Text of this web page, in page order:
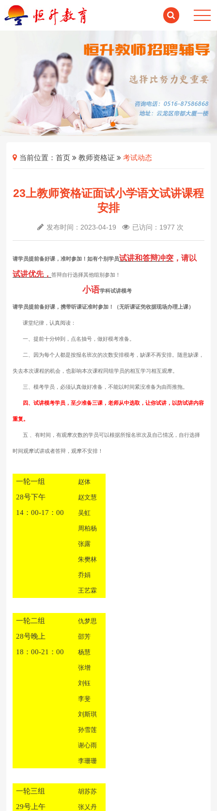
当前位置：首页 教师资格证 考试动态
23上教师资格证面试小学语文试讲课程
安排
发布时间：2023-04-19 已访问：1977 次
请学员提前备好课，准时参加！如有个别学员试讲和答辩冲突 ，请以
试讲优先，答辩自行选择其他组别参加！
小语学科试讲模考
请学员提前备好课，携带听课证准时参加！（无听课证凭收据现场办理上课）
课堂纪律，认真阅读：
一、提前十分钟到，点名抽号，做好模考准备。
二、因为每个人都是按报名班次的次数安排模考，缺课不再安排。随意缺课，
失去本次课程的机会，也影响本次课程同组学员的相互学习相互观摩。
三、模考学员，必须认真做好准备，不能以时间紧没准备为由而推拖。
四、试讲模考学员，至少准备三课，老师从中选取，让你试讲，以防试讲内容
重复。
五 、有时间，有观摩次数的学员可以根据所报名班次及自己情况，自行选择
时间观摩试讲或者答辩，观摩不安排！
一轮一组 赵体
28号下午 赵文慧
14：00-17：00 吴虹
周柏杨
张露
朱樊林
乔娟
王艺霖
一轮二组 仇梦思
28号晚上 邵芳
18：00-21：00 杨慧
张增
刘钰
李斐
刘斯琪
孙雪莲
谢心雨
李珊珊
一轮三组 胡苏苏
29号上午 张乂丹